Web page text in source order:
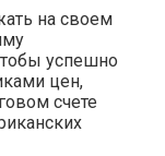
на своем
успешно
цен,
счете